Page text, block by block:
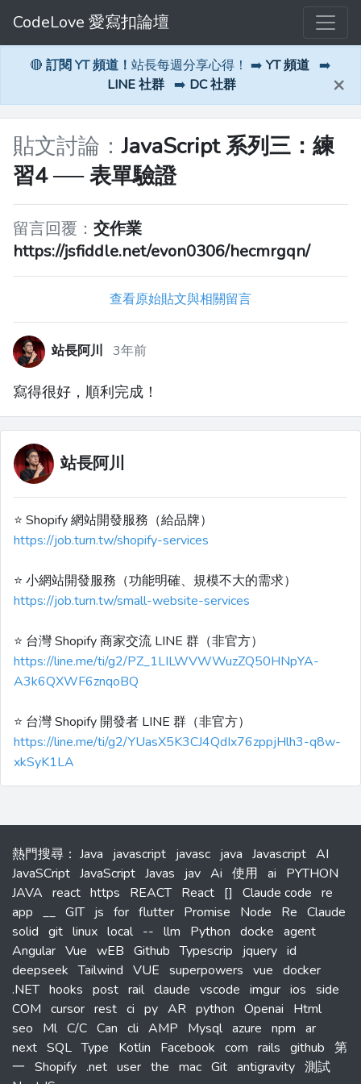
CodeLove 愛寫扣論壇
🔴 訂閱 YT 頻道！ 站長每週分享心得！ ➡️ YT 頻道 ➡️
LINE 社群 ➡️ DC 社群 ×
貼文討論：JavaScript 系列三：練
習4 ── 表單驗證
留言回覆： 交作業
https://jsfiddle.net/evon0306/hecmrgqn/
查看原始貼文與相關留言
站長阿川 3年前
寫得很好，順利完成！
站長阿川
⭐️ Shopify 網站開發服務（給品牌）
https://job.turn.tw/shopify-services
⭐️ 小網站開發服務（功能明確、規模不大的需求）
https://job.turn.tw/small-website-services
⭐️ 台灣 Shopify 商家交流 LINE 群（非官方）
https://line.me/ti/g2/PZ_1LILWVWWuzZQ50HNpYA-
A3k6QXWF6znqoBQ
⭐️ 台灣 Shopify 開發者 LINE 群（非官方）
https://line.me/ti/g2/YUasX5K3CJ4QdIx76zppjHlh3-q8w-
xkSyK1LA
熱門搜尋 ： Java javascript javasc java Javascript AI
JavaSCript JavaScript Javas jav Ai 使用 ai
PYTHON
JAVA react https REACT React [] Claude code re
app __ GIT js for flutter Promise Node Re Claude
solid git linux local -- llm Python docke agent
Angular Vue wEB Github Typescrip jquery id
deepseek Tailwind VUE superpowers vue docker
.NET hooks post rail claude vscode imgur ios side
COM cursor rest ci py AR python Openai
Html
seo
Ml C/C Can cli AMP Mysql azure npm ar
next SQL Type Kotlin Facebook com rails github 第
一 Shopify .net user the mac Git antigravity 測試